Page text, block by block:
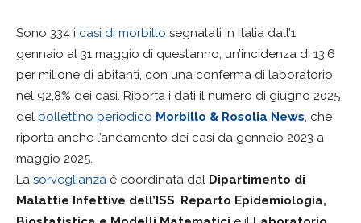
Sono 334 i casi di morbillo segnalati in Italia dall’1
gennaio al 31 maggio di quest’anno, un’incidenza di 13,6
per milione di abitanti, con una conferma di laboratorio
nel 92,8% dei casi. Riporta i dati il numero di giugno 2025
del bollettino periodico Morbillo & Rosolia News, che
riporta anche l’andamento dei casi da gennaio 2023 a
maggio 2025.
La sorveglianza è coordinata dal Dipartimento di
Malattie Infettive dell’ISS, Reparto Epidemiologia,